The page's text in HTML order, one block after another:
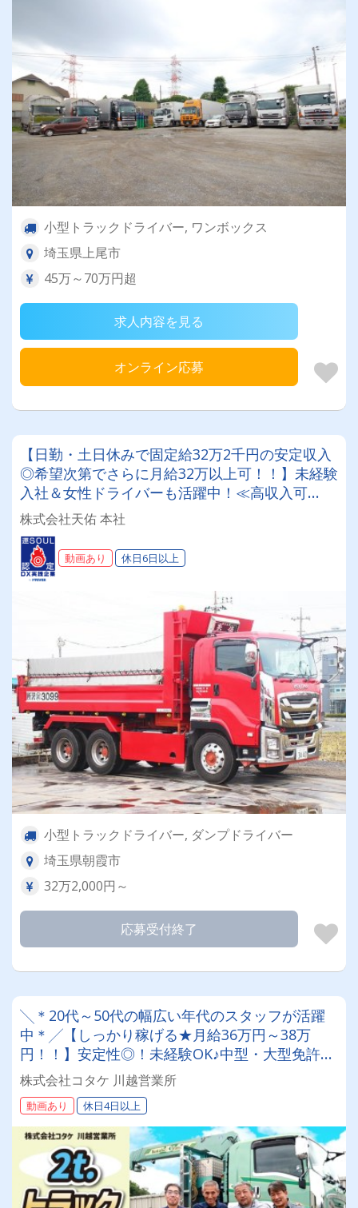
小型トラックドライバー, ワンボックス
埼玉県上尾市
45万～70万円超
求人内容を見る
オンライン応募
【日勤・土日休みで固定給32万2千円の安定収入
◎希望次第でさらに月給32万以上可！！】未経験
入社＆女性ドライバーも活躍中！≪高収入可
能！！手積み手降ろし一切なし！増車にともない
4tドライバーさん大募集！！≫ ≪手当充実！大
手一次請けの仕事が多く安定して長く続けられま
す！≫
株式会社天佑 本社
動画あり 休日6日以上
小型トラックドライバー, ダンプドライバー
埼玉県朝霞市
32万2,000円～
応募受付終了
╲＊20代～50代の幅広い年代のスタッフが活躍
中＊╱【しっかり稼げる★月給36万円～38万
円！！】安定性◎！未経験OK♪中型・大型免許の
資格取得支援制度あり★【免許をお持ちの方歓
迎！2t平車ドライバー大募集♪】
株式会社コタケ 川越営業所
動画あり 休日4日以上